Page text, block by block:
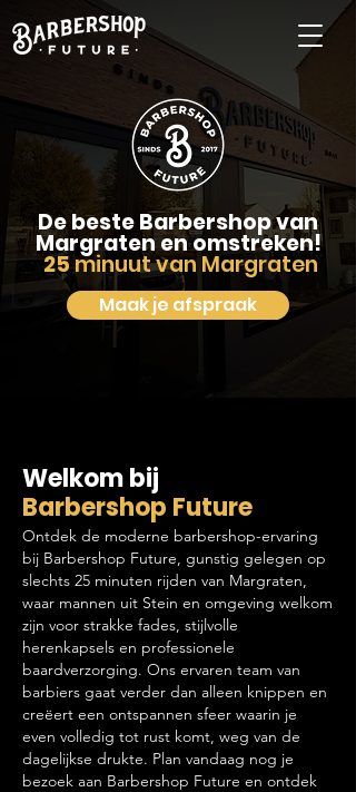
Maak je afspraak
De beste Barbershop van
Margraten en omstreken!
25minuut van Margraten
Welkom bij
Barbershop Future
Ontdek de moderne barbershop-ervaring
bij Barbershop Future, gunstig gelegen op
slechts 25 minuten rijden van Margraten,
waar mannen uit Stein en omgeving welkom
zijn voor strakke fades, stijlvolle
herenkapsels en professionele
baardverzorging. Ons ervaren team van
barbiers gaat verder dan alleen knippen en
creëert een ontspannen sfeer waarin je
even volledig tot rust komt, weg van de
dagelijkse drukte. Plan vandaag nog je
bezoek aan Barbershop Future en ontdek